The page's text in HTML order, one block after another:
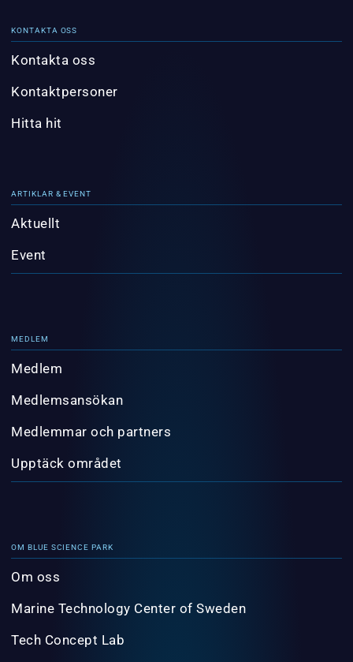
KONTAKTA OSS
Kontakta oss
Kontaktpersoner
Hitta hit
ARTIKLAR & EVENT
Aktuellt
Event
MEDLEM
Medlem
Medlemsansökan
Medlemmar och partners
Upptäck området
OM BLUE SCIENCE PARK
Om oss
Marine Technology Center of Sweden
Tech Concept Lab